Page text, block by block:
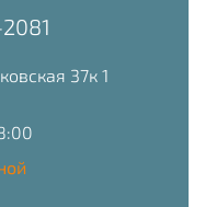
37к 1